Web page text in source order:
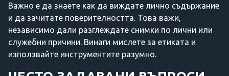
Важно е да знаете как да виждате лично съдържание
и да зачитате поверителността. Това важи,
независимо дали разглеждате снимки по лични или
служебни причини. Винаги мислете за етиката и
използвайте инструментите разумно.